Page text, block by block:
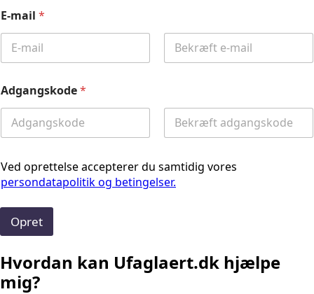
E-mail *
Adgangskode*
Ved oprettelse accepterer du samtidig vores
persondatapolitik og betingelser.
Opret
Hvordan kan Ufaglaert.dk hjælpe
mig?